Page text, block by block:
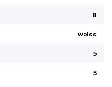
B
weiss
5
5